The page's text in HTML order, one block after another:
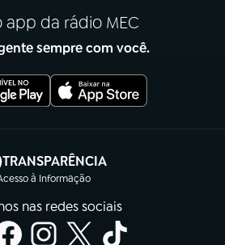
app da rádio MEC
sempre com você.
TRANSPARÊNCIA
à Informação
(abre em nova aba)
nas redes sociais